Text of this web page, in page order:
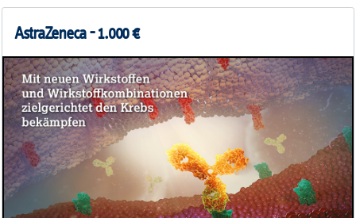
TEAM
AKTUELLES
PROJEKTE
ARBEITSGRUPPEN
KONTAKT
ANMELDUNG HÄMATOLOGISCHER STAMMTISCH 02.09.2026
AstraZeneca - 1.000 €